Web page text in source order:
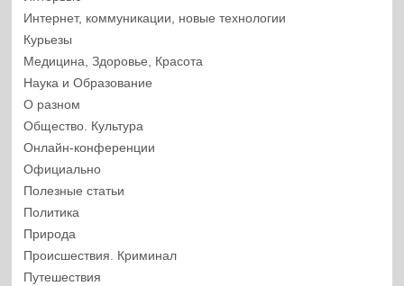
Интернет, коммуникации, новые технологии
Курьезы
Медицина, Здоровье, Красота
Наука и Образование
О разном
Общество. Культура
Онлайн-конференции
Официально
Полезные статьи
Политика
Природа
Происшествия. Криминал
Путешествия